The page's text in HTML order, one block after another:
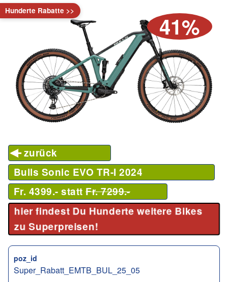
Hunderte Rabatte >>
41%
zurück
Bulls Sonic EVO TR-I 2024
Fr. 4399.- stattFr. 7299.-
hier findest Du Hunderte weitere Bikes
zu Superpreisen!
poz_id
Super_Rabatt_EMTB_BUL_25_05